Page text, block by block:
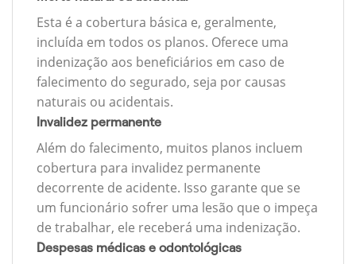
Esta é a cobertura básica e, geralmente,
incluída em todos os planos. Oferece uma
indenização aos beneficiários em caso de
falecimento do segurado, seja por causas
naturais ou acidentais.
Invalidez permanente
Além do falecimento, muitos planos incluem
cobertura para invalidez permanente
decorrente de acidente. Isso garante que se
um funcionário sofrer uma lesão que o impeça
de trabalhar, ele receberá uma indenização.
Despesas médicas e odontológicas